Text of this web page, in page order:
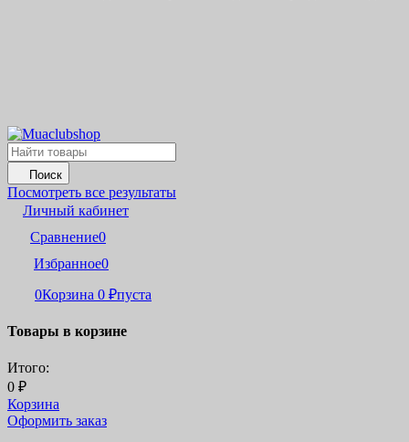
Поиск
Посмотреть все результаты
Личный кабинет
Сравнение0
Избранное0
0Корзина 0 ₽пуста
Товары в корзине
Итого:
0 ₽
Корзина
Оформить заказ